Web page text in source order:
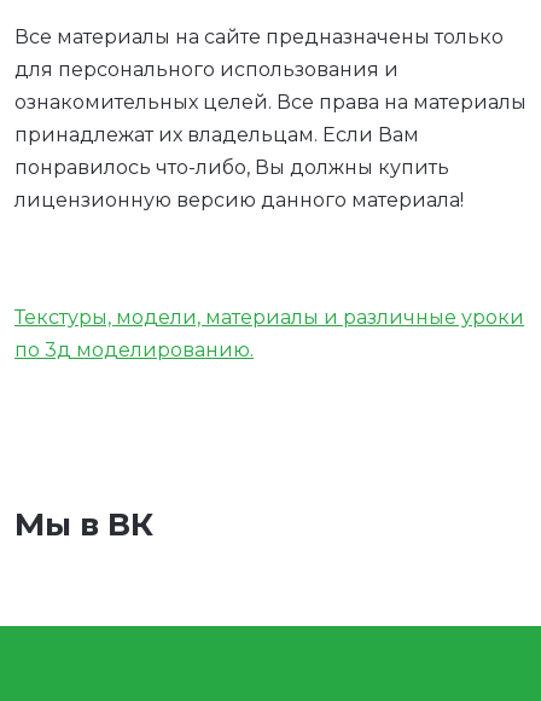
Все материалы на сайте предназначены только
для персонального использования и
ознакомительных целей. Все права на материалы
принадлежат их владельцам. Если Вам
понравилось что-либо, Вы должны купить
лицензионную версию данного материала!
Текстуры, модели, материалы и различные уроки
по 3д моделированию.
Мы в ВК